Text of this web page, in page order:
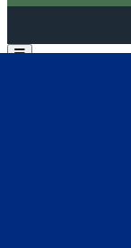
Open main menu